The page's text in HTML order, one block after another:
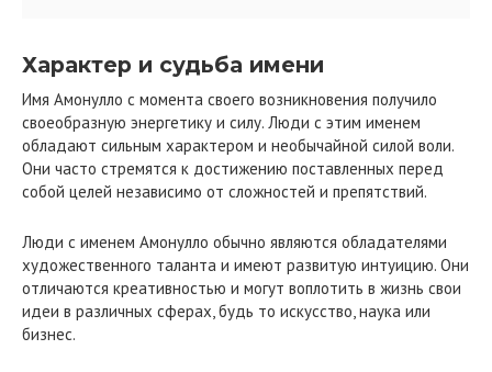
Характер и судьба имени
Имя Амонулло с момента своего возникновения получило
своеобразную энергетику и силу. Люди с этим именем
обладают сильным характером и необычайной силой воли.
Они часто стремятся к достижению поставленных перед
собой целей независимо от сложностей и препятствий.
Люди с именем Амонулло обычно являются обладателями
художественного таланта и имеют развитую интуицию. Они
отличаются креативностью и могут воплотить в жизнь свои
идеи в различных сферах, будь то искусство, наука или
бизнес.